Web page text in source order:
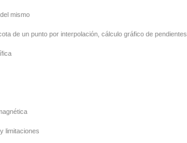
mismo
de un punto por interpolación, cálculo gráfico de pendientes
limitaciones